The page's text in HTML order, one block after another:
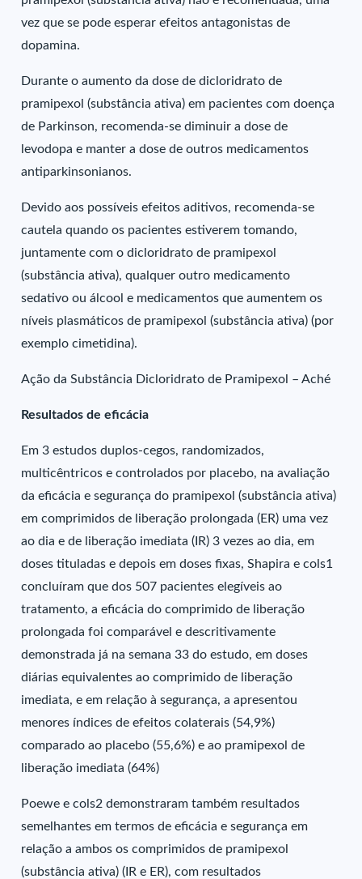
vez que se pode esperar efeitos antagonistas de
dopamina.
Durante o aumento da dose de dicloridrato de
pramipexol (substância ativa) em pacientes com doença
de Parkinson, recomenda-se diminuir a dose de
levodopa e manter a dose de outros medicamentos
antiparkinsonianos.
Devido aos possíveis efeitos aditivos, recomenda-se
cautela quando os pacientes estiverem tomando,
juntamente com o dicloridrato de pramipexol
(substância ativa), qualquer outro medicamento
sedativo ou álcool e medicamentos que aumentem os
níveis plasmáticos de pramipexol (substância ativa) (por
exemplo cimetidina).
Ação da Substância Dicloridrato de Pramipexol – Aché
Resultados de eficácia
Em 3 estudos duplos-cegos, randomizados,
multicêntricos e controlados por placebo, na avaliação
da eficácia e segurança do pramipexol (substância ativa)
em comprimidos de liberação prolongada (ER) uma vez
ao dia e de liberação imediata (IR) 3 vezes ao dia, em
doses tituladas e depois em doses fixas, Shapira e cols1
concluíram que dos 507 pacientes elegíveis ao
tratamento, a eficácia do comprimido de liberação
prolongada foi comparável e descritivamente
demonstrada já na semana 33 do estudo, em doses
diárias equivalentes ao comprimido de liberação
imediata, e em relação à segurança, a apresentou
menores índices de efeitos colaterais (54,9%)
comparado ao placebo (55,6%) e ao pramipexol de
liberação imediata (64%)
Poewe e cols2 demonstraram também resultados
semelhantes em termos de eficácia e segurança em
relação a ambos os comprimidos de pramipexol
(substância ativa) (IR e ER), com resultados